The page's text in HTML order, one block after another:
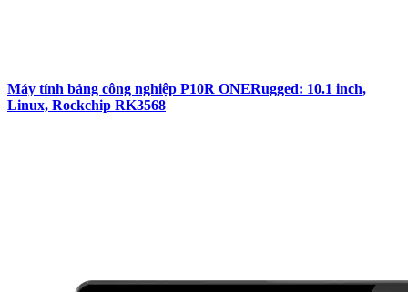
Máy tính bảng công nghiệp P10R ONERugged: 10.1 inch,
Linux, Rockchip RK3568